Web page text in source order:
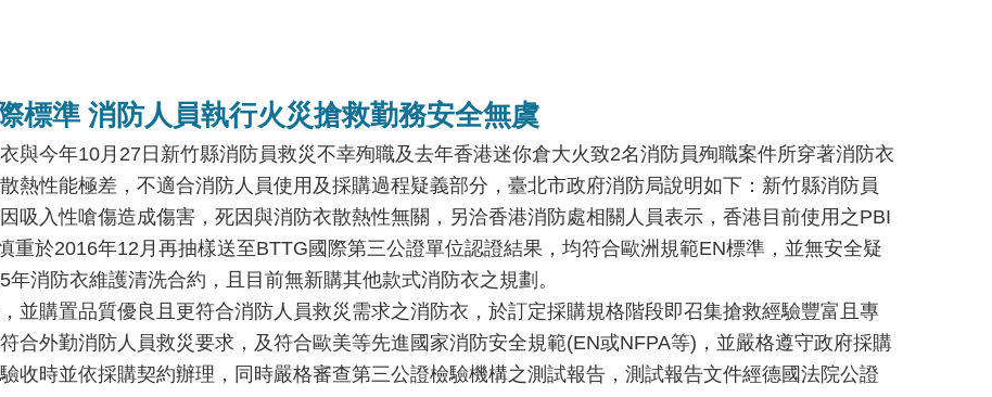
標準 消防人員執行火災搶救勤務安全無虞
與今年10月27日新竹縣消防員救災不幸殉職及去年香港迷你倉大火致2名消防員殉職案件所穿著消防衣
熱性能極差，不適合消防人員使用及採購過程疑義部分，臺北市政府消防局說明如下：新竹縣消防員
吸入性嗆傷造成傷害，死因與消防衣散熱性無關，另洽香港消防處相關人員表示，香港目前使用之PBI
重於2016年12月再抽樣送至BTTG國際第三公證單位認證結果，均符合歐洲規範EN標準，並無安全疑
消防衣維護清洗合約，且目前無新購其他款式消防衣之規劃。
並購置品質優良且更符合消防人員救災需求之消防衣，於訂定採購規格階段即召集搶救經驗豐富且專
合外勤消防人員救災要求，及符合歐美等先進國家消防安全規範(EN或NFPA等)，並嚴格遵守政府採購
收時並依採購契約辦理，同時嚴格審查第三公證檢驗機構之測試報告，測試報告文件經德國法院公證